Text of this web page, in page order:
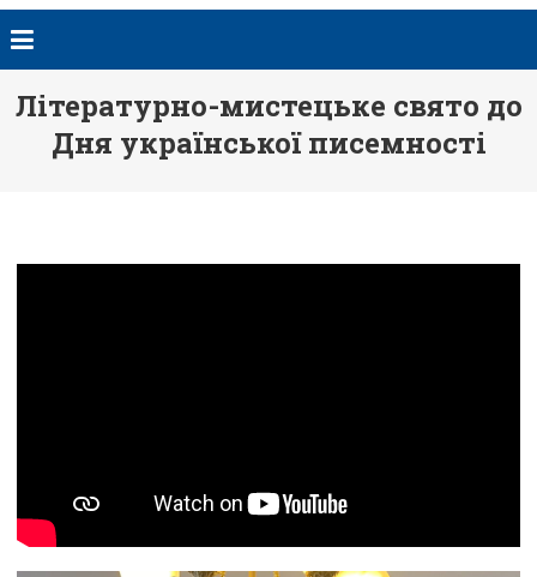
Літературно-мистецьке свято до
Дня української писемності